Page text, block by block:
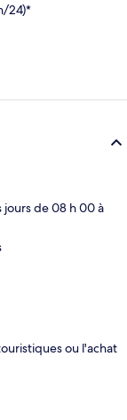
24)*
de 08 h 00 à
ou l'achat